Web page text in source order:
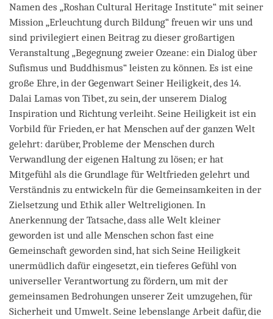
Namen des „Roshan Cultural Heritage Institute“ mit seiner
Mission „Erleuchtung durch Bildung“ freuen wir uns und
sind privilegiert einen Beitrag zu dieser großartigen
Veranstaltung „Begegnung zweier Ozeane: ein Dialog über
Sufismus und Buddhismus“ leisten zu können. Es ist eine
große Ehre, in der Gegenwart Seiner Heiligkeit, des 14.
Dalai Lamas von Tibet, zu sein, der unserem Dialog
Inspiration und Richtung verleiht. Seine Heiligkeit ist ein
Vorbild für Frieden, er hat Menschen auf der ganzen Welt
gelehrt: darüber, Probleme der Menschen durch
Verwandlung der eigenen Haltung zu lösen; er hat
Mitgefühl als die Grundlage für Weltfrieden gelehrt und
Verständnis zu entwickeln für die Gemeinsamkeiten in der
Zielsetzung und Ethik aller Weltreligionen. In
Anerkennung der Tatsache, dass alle Welt kleiner
geworden ist und alle Menschen schon fast eine
Gemeinschaft geworden sind, hat sich Seine Heiligkeit
unermüdlich dafür eingesetzt, ein tieferes Gefühl von
universeller Verantwortung zu fördern, um mit der
gemeinsamen Bedrohungen unserer Zeit umzugehen, für
Sicherheit und Umwelt. Seine lebenslange Arbeit dafür, die